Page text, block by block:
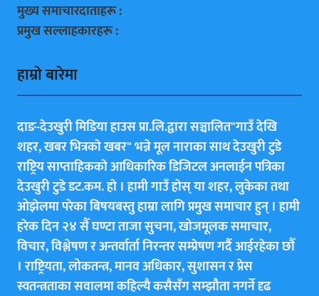
मुख्य समाचारदाताहरू :
प्रमुख सल्लाहकारहरू :
हाम्राे बारेमा
दाङ-देउखुरी मिडिया हाउस प्रा.लि.द्वारा सञ्चालित"गाउँ देखि
शहर, खबर भित्रकाे खबर" भन्ने मूल नाराका साथ देउखुरी टुडे
राष्ट्रिय साप्ताहिककाे आधिकारिक डिजिटल अनलाईन पत्रिका
देउखुरी टुडे डट.कम. हाे । हामी गाउँ हाेस् या शहर, लुकेका तथा
ओझेलमा परेका बिषयबस्तु हाम्रा लागि प्रमुख समाचार हुन् । हामी
हरेक दिन २४ सैँ घण्टा ताजा सुचना, खोजमूलक समाचार,
विचार, विश्लेषण र अन्तर्वार्ता निरन्तर सम्प्रेषण गर्दै आईरहेका छाैँ
। राष्ट्रियता, लोकतन्त्र, मानव अधिकार, सुशासन र प्रेस
स्वतन्त्रताका सवालमा कहिल्यै कसैसँग सम्झौता नगर्ने दृढ